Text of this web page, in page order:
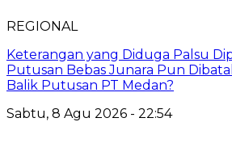
REGIONAL
Keterangan yang Diduga Palsu
Putusan Bebas Junara Pun
Balik Putusan PT Medan?
Sabtu, 8 Agu 2026 - 22:54